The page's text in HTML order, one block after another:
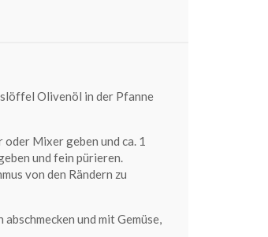
Olivenöl in der Pfanne
Mixer geben und ca. 1
und fein pürieren.
von den Rändern zu
und mit Gemüse,